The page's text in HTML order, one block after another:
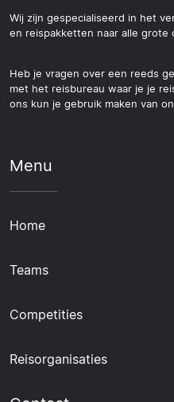
Wij zijn gespecialiseerd in het
en reispakketten naar alle grote
Heb je vragen over een reeds
met het reisbureau waar je je
ons kun je gebruik maken van
Menu
Home
Teams
Competities
Reisorganisaties